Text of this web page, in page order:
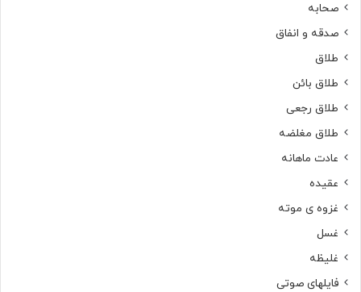
صحابه
صدقه و انفاق
طلاق
طلاق بائن
طلاق رجعی
طلاق مغلضه
عادت ماهانه
عقیده
غزوه ی موته
غسل
غلیظه
فایلهای صوتی